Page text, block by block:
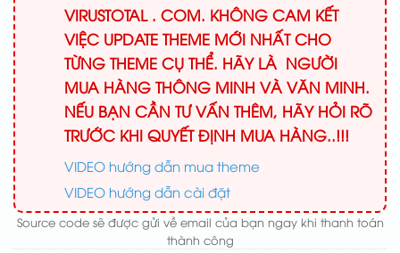
VIRUSTOTAL . COM. KHÔNG CAM KẾT
VIỆC UPDATE THEME MỚI NHẤT CHO
TỪNG THEME CỤ THỂ. HÃY LÀ NGƯỜI
MUA HÀNG THÔNG MINH VÀ VĂN MINH.
NẾU BẠN CẦN TƯ VẤN THÊM, HÃY HỎI RÕ
TRƯỚC KHI QUYẾT ĐỊNH MUA HÀNG..!!!
VIDEO hướng dẫn mua theme
VIDEO hướng dẫn cài đặt
Source code sẽ được gửi về email của bạn ngay khi thanh toán
thành công